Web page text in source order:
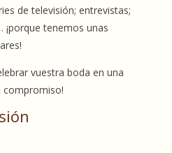
de televisión; entrevistas;
tenemos unas
vuestra boda en una
compromiso!